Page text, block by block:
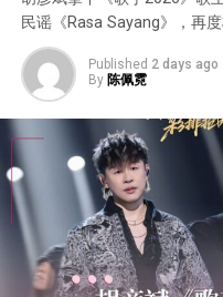
民谣《Rasa Sayang》，再
Published 2 days ago
By 陈佩霓